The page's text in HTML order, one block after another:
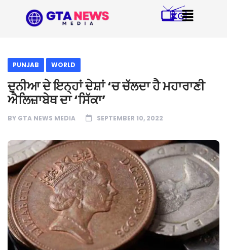
PUNJAB WORLD
ਦੁਨੀਆ ਦੇ ਇਨ੍ਹਾਂ ਦੇਸ਼ਾਂ ‘ਚ ਚੱਲਦਾ ਹੈ ਮਹਾਰਾਣੀ
ਐਲਿਜ਼ਾਬੇਥ ਦਾ ‘ਸਿੱਕਾ’
BY GTA NEWS MEDIA SEPTEMBER 10, 2022